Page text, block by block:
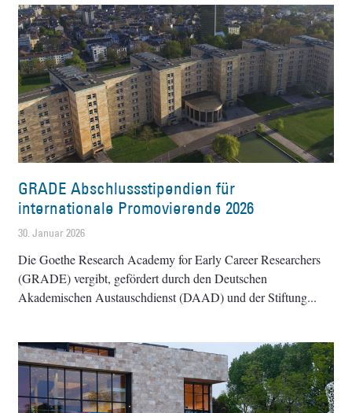
GRADE Abschlussstipendien für
internationale Promovierende 2026
30. Januar 2026
Die Goethe Research Academy for Early Career Researchers
(GRADE) vergibt, gefördert durch den Deutschen
Akademischen Austauschdienst (DAAD) und der Stiftung